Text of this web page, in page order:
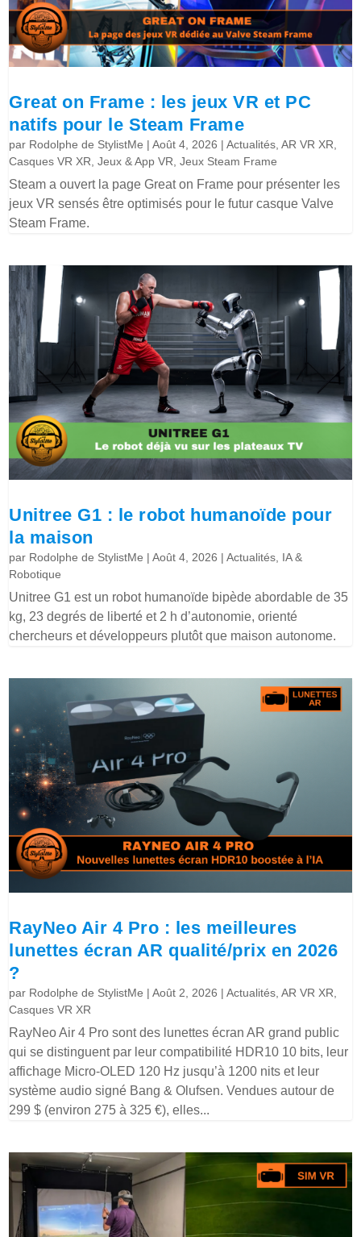
Great on Frame : les jeux VR et PC
natifs pour le Steam Frame
par Rodolphe de StylistMe |Août 4, 2026 |Actualités ,AR VR XR
Casques VR XR ,Jeux & App VR ,Jeux Steam Frame
Steam a ouvert la page Great on Frame pour présenter les
jeux VR sensés être optimisés pour le futur casque Valve
Steam Frame.
Unitree G1 : le robot humanoïde pour
la maison
par Rodolphe de StylistMe |Août 4, 2026 |Actualités IA &
Robotique
Unitree G1 est un robot humanoïde bipède abordable de 35
kg, 23 degrés de liberté et 2 h d’autonomie, orienté
chercheurs et développeurs plutôt que maison autonome.
RayNeo Air 4 Pro : les meilleures
lunettes écran AR qualité/prix en 2026
?
par Rodolphe de StylistMe |Août 2, 2026 |Actualités ,AR VR XR
Casques VR XR
RayNeo Air 4 Pro sont des lunettes écran AR grand public
qui se distinguent par leur compatibilité HDR10 10 bits, leur
affichage Micro-OLED 120 Hz jusqu’à 1200 nits et leur
système audio signé Bang & Olufsen. Vendues autour de
299 $ (environ 275 à 325 €), elles...